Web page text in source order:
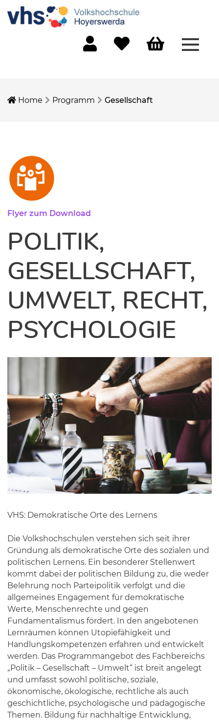
Home Programm Gesellschaft
Flyer zum Download
POLITIK,
GESELLSCHAFT,
UMWELT, RECHT,
PSYCHOLOGIE
VHS: Demokratische Orte des Lernens
Die Volkshochschulen verstehen sich seit ihrer
Gründung als demokratische Orte des sozialen und
politischen Lernens. Ein besonderer Stellenwert
kommt dabei der politischen Bildung zu, die weder
Belehrung noch Parteipolitik verfolgt und die
allgemeines Engagement für demokratische
Werte, Menschenrechte und gegen
Fundamentalismus fördert. In den angebotenen
Lernräumen können Utopiefähigkeit und
Handlungskompetenzen erfahren und entwickelt
werden. Das Programmangebot des Fachbereichs
„Politik – Gesellschaft – Umwelt“ ist breit angelegt
und umfasst sowohl politische, soziale,
ökonomische, ökologische, rechtliche als auch
geschichtliche, psychologische und pädagogische
Themen. Bildung für nachhaltige Entwicklung,